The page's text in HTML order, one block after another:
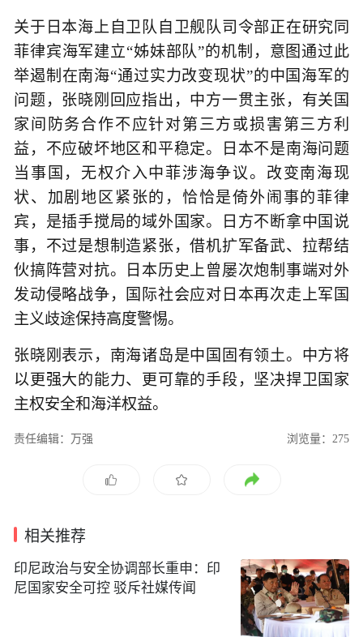
关于日本海上自卫队自卫舰队司令部正在研究同
菲律宾海军建立“姊妹部队”的机制，意图通过此
举遏制在南海“通过实力改变现状”的中国海军的
问题，张晓刚回应指出，中方一贯主张，有关国
家间防务合作不应针对第三方或损害第三方利
益，不应破坏地区和平稳定。日本不是南海问题
当事国，无权介入中菲涉海争议。改变南海现
状、加剧地区紧张的，恰恰是倚外闹事的菲律
宾，是插手搅局的域外国家。日方不断拿中国说
事，不过是想制造紧张，借机扩军备武、拉帮结
伙搞阵营对抗。日本历史上曾屡次炮制事端对外
发动侵略战争，国际社会应对日本再次走上军国
主义歧途保持高度警惕。
张晓刚表示，南海诸岛是中国固有领土。中方将
以更强大的能力、更可靠的手段，坚决捍卫国家
主权安全和海洋权益。
责任编辑：万强 浏览量：275
相关推荐
印尼政治与安全协调部长重申：印
尼国家安全可控 驳斥社媒传闻